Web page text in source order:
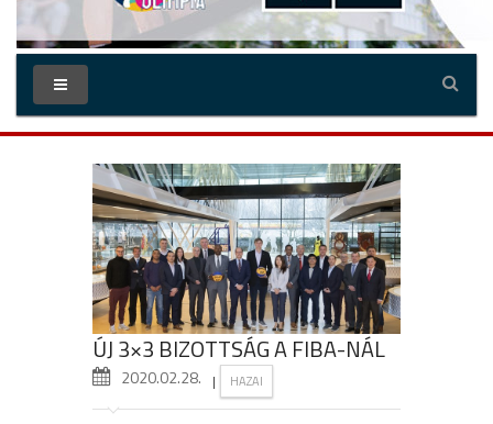
ÚJ 3×3 BIZOTTSÁG A FIBA-NÁL
2020.02.28. | HAZAI